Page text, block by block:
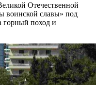
Отечественной
воинской славы» под
горный поход и